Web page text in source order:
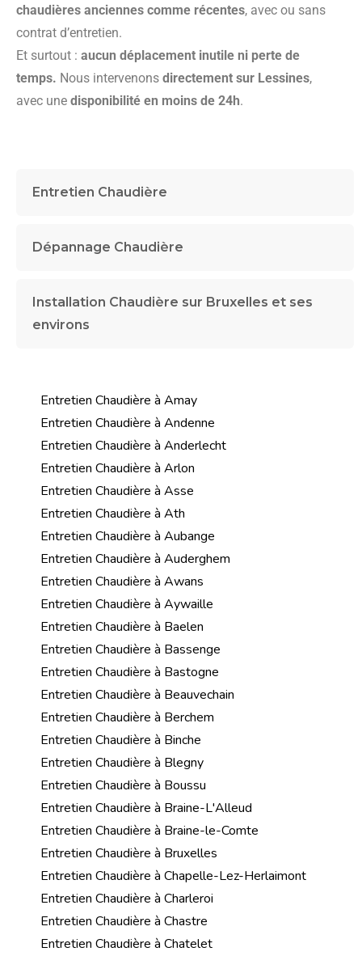
Entretien Chaudière
Dépannage Chaudière
Installation Chaudière sur Bruxelles et ses
environs
chaudières anciennes comme récentes, avec ou sans
contrat d’entretien.
Et surtout : aucun déplacement inutile ni perte de
temps. Nous intervenons directement sur Lessines,
avec une disponibilité en moins de 24h.
Entretien Chaudière à Amay
Entretien Chaudière à Andenne
Entretien Chaudière à Anderlecht
Entretien Chaudière à Arlon
Entretien Chaudière à Asse
Entretien Chaudière à Ath
Entretien Chaudière à Aubange
Entretien Chaudière à Auderghem
Entretien Chaudière à Awans
Entretien Chaudière à Aywaille
Entretien Chaudière à Baelen
Entretien Chaudière à Bassenge
Entretien Chaudière à Bastogne
Entretien Chaudière à Beauvechain
Entretien Chaudière à Berchem
Entretien Chaudière à Binche
Entretien Chaudière à Blegny
Entretien Chaudière à Boussu
Entretien Chaudière à Braine-L'Alleud
Entretien Chaudière à Braine-le-Comte
Entretien Chaudière à Bruxelles
Entretien Chaudière à Chapelle-Lez-Herlaimont
Entretien Chaudière à Charleroi
Entretien Chaudière à Chastre
Entretien Chaudière à Chatelet